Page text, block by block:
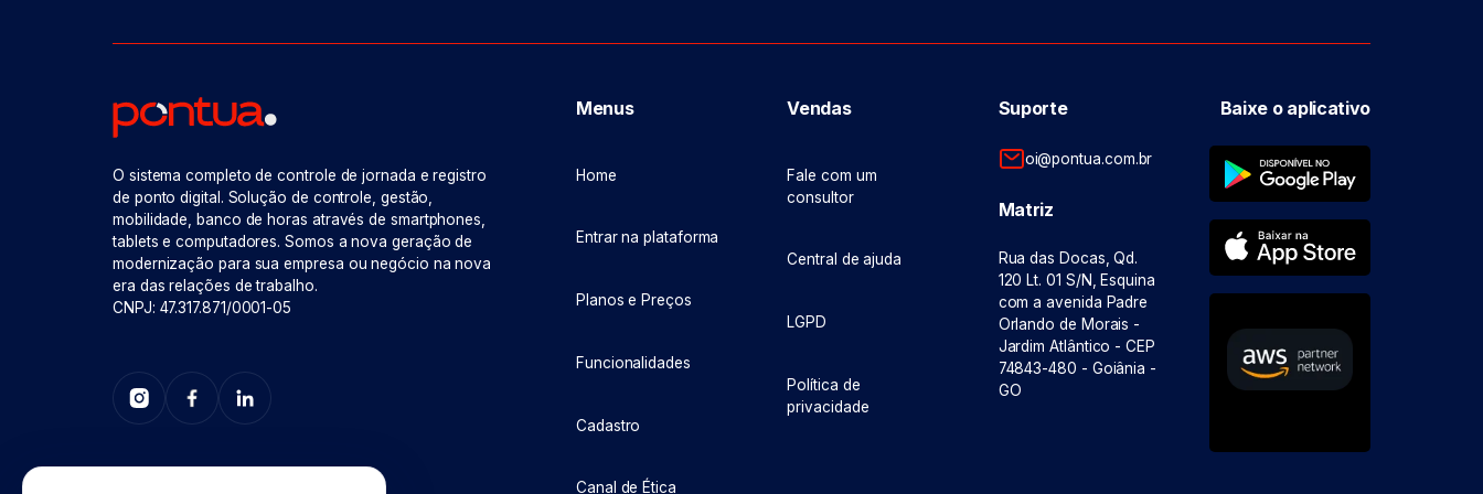
Menus
Home
Entrar na plataforma
Planos e Preços
Funcionalidades
Cadastro
Canal de Ética
Vendas
Fale com um
consultor
Central de ajuda
LGPD
Política de
privacidade
Suporte
oi@pontua.com.br
Matriz
Rua das Docas, Qd.
120 Lt. 01 S/N, Esquina
com a avenida Padre
Orlando de Morais -
Jardim Atlântico - CEP
74843-480 - Goiânia -
GO
Baixe o aplicativo
O sistema completo de controle de jornada e registro
de ponto digital. Solução de controle, gestão,
mobilidade, banco de horas através de smartphones,
tablets e computadores. Somos a nova geração de
modernização para sua empresa ou negócio na nova
era das relações de trabalho.
CNPJ: 47.317.871/0001-05